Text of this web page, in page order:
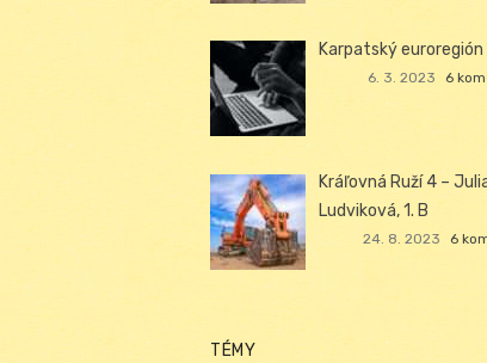
Karpatský euroregión
6. 3. 2023 6
Kráľovná Ruží 4 –
Ludviková, 1. B
24. 8. 2023 6
TÉMY